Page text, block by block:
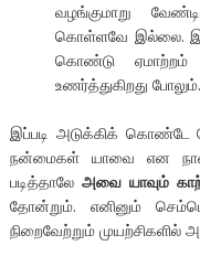
வழங்குமாறு
கொள்ளவே இல்லை.
கொண்டு
உணர்த்துகிறது போலும்.
இப்படி அடுக்கிக் கொண்டே
நன்மைகள் யாவை என நான்
படித்தாலேஅவை யாவும்
தோன்றும். எனினும்
நிறைவேற்றும்